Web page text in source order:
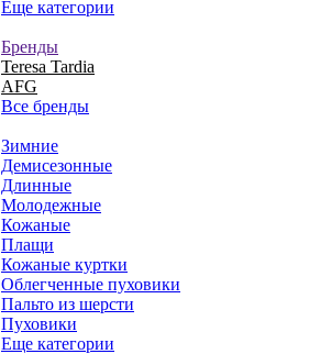
Еще категории
Бренды
Teresa Tardia
AFG
Все бренды
Зимние
Демисезонные
Длинные
Молодежные
Кожаные
Плащи
Кожаные куртки
Облегченные пуховики
Пальто из шерсти
Пуховики
Еще категории